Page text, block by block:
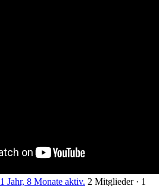
1 Jahr, 8 Monate aktiv. 2 Mitglieder · 1